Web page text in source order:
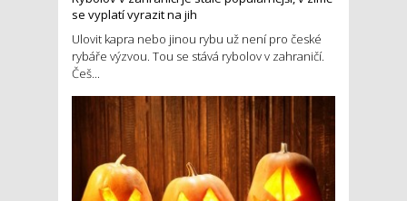
se vyplatí vyrazit na jih
Ulovit kapra nebo jinou rybu už není pro české
rybáře výzvou. Tou se stává rybolov v zahraničí.
Češ...